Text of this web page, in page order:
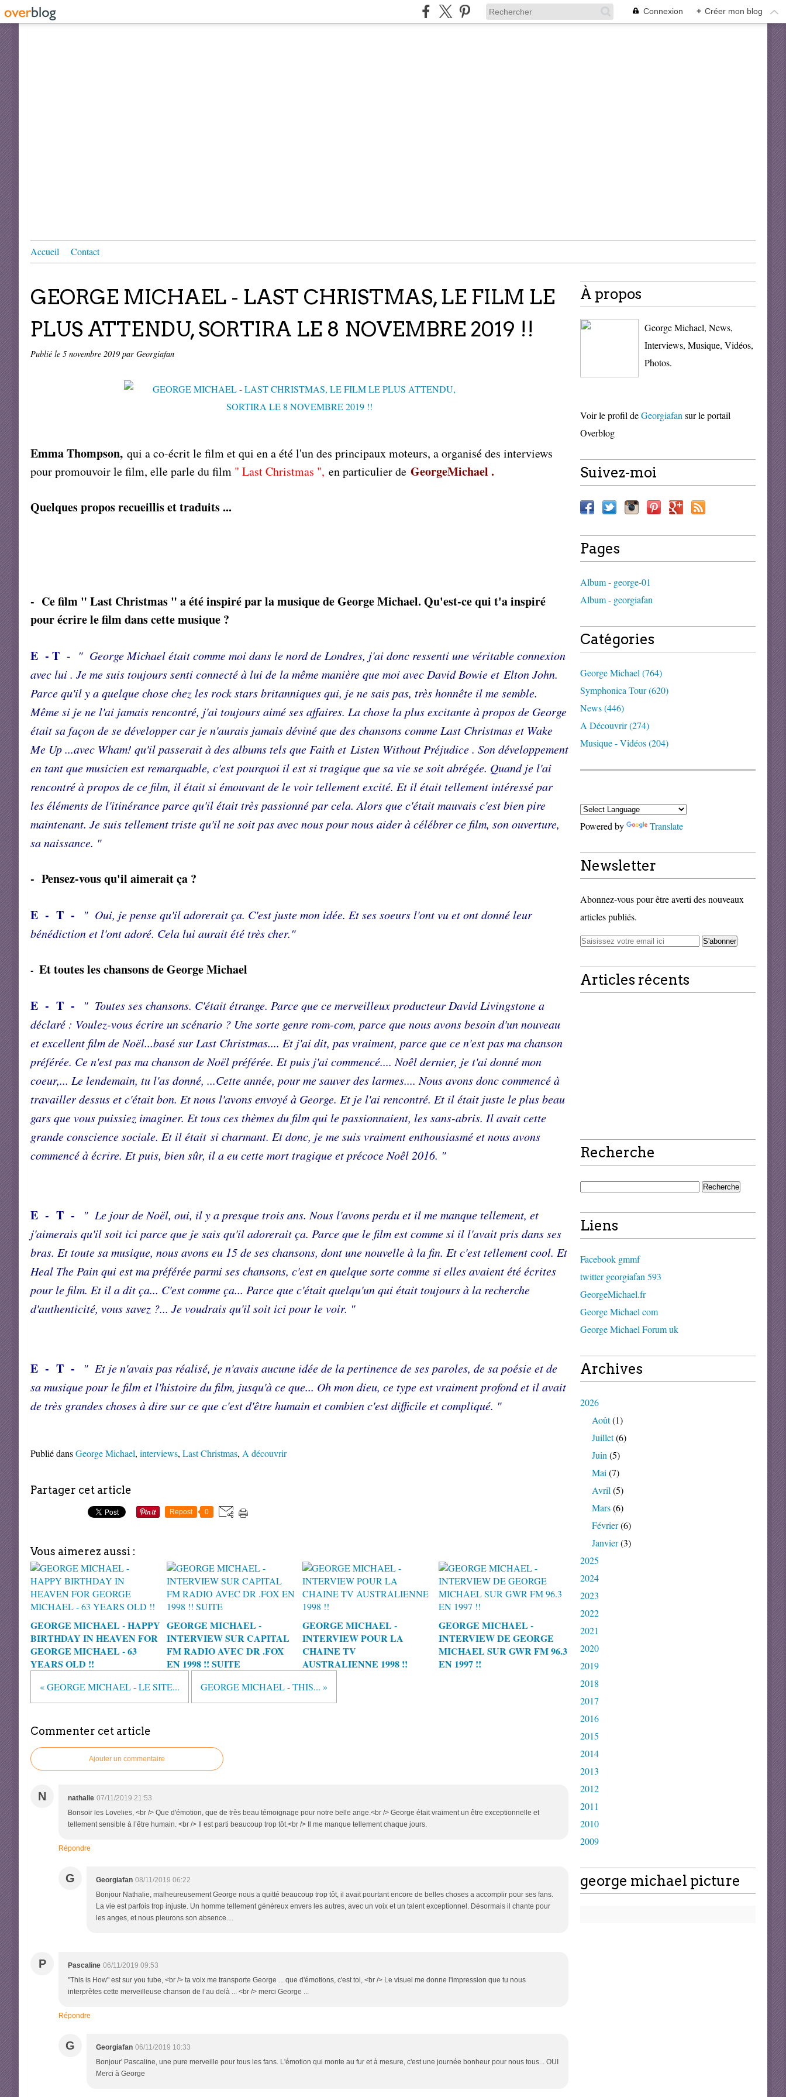
Connexion + Créer mon blog
Accueil Contact
GEORGE MICHAEL - LAST CHRISTMAS, LE FILM LE
PLUS ATTENDU, SORTIRA LE 8 NOVEMBRE 2019 !!
Publié le 5 novembre 2019 par Georgiafan
Emma Thompson, qui a co-écrit le film et qui en a été l'un des principaux moteurs, a organisé des interviews
pour promouvoir le film, elle parle du film " Last Christmas ", en particulier de GeorgeMichael .
Quelques propos recueillis et traduits ...
- Ce film " Last Christmas " a été inspiré par la musique de George Michael. Qu'est-ce qui t'a inspiré
pour écrire le film dans cette musique ?
E - T -
" George Michael était comme moi dans le nord de Londres, j'ai donc ressenti une véritable connexion
avec lui . Je me suis toujours senti connecté à lui de la même manière que moi avec David Bowie et Elton John.
Parce qu'il y a quelque chose chez les rock stars britanniques qui, je ne sais pas, très honnête il me semble.
Même si je ne l'ai jamais rencontré, j'ai toujours aimé ses affaires. La chose la plus excitante à propos de George
était sa façon de se développer car je n'aurais jamais déviné que des chansons comme Last Christmas et Wake
Me Up ...avec Wham! qu'il passerait à des albums tels que Faith et Listen Without Préjudice . Son développement
en tant que musicien est remarquable, c'est pourquoi il est si tragique que sa vie se soit abrégée. Quand je l'ai
rencontré à propos de ce film, il était si émouvant de le voir tellement excité. Et il était tellement intéressé par
les éléments de l'itinérance parce qu'il était très passionné par cela. Alors que c'était mauvais c'est bien pire
maintenant. Je suis tellement triste qu'il ne soit pas avec nous pour nous aider à célébrer ce film, son ouverture,
sa naissance. "
- Pensez-vous qu'il aimerait ça ?
E - T -
" Oui, je pense qu'il adorerait ça. C'est juste mon idée. Et ses soeurs l'ont vu et ont donné leur
bénédiction et l'ont adoré. Cela lui aurait été très cher."
- Et toutes les chansons de George Michael
E - T -
" Toutes ses chansons. C'était étrange. Parce que ce merveilleux producteur David Livingstone a
déclaré : Voulez-vous écrire un scénario ? Une sorte genre rom-com, parce que nous avons besoin d'un nouveau
et excellent film de Noël...basé sur Last Christmas.... Et j'ai dit, pas vraiment, parce que ce n'est pas ma chanson
préférée. Ce n'est pas ma chanson de Noël préférée. Et puis j'ai commencé.... Noêl dernier, je t'ai donné mon
coeur,... Le lendemain, tu l'as donné, ...Cette année, pour me sauver des larmes.... Nous avons donc commencé à
travailler dessus et c'était bon. Et nous l'avons envoyé à George. Et je l'ai rencontré. Et il était juste le plus beau
gars que vous puissiez imaginer. Et tous ces thèmes du film qui le passionnaient, les sans-abris. Il avait cette
grande conscience sociale. Et il était si charmant. Et donc, je me suis vraiment enthousiasmé et nous avons
commencé à écrire. Et puis, bien sûr, il a eu cette mort tragique et précoce Noêl 2016. "
E - T -
" Le jour de Noël, oui, il y a presque trois ans. Nous l'avons perdu et il me manque tellement, et
j'aimerais qu'il soit ici parce que je sais qu'il adorerait ça. Parce que le film est comme si il l'avait pris dans ses
bras. Et toute sa musique, nous avons eu 15 de ses chansons, dont une nouvelle à la fin. Et c'est tellement cool. Et
Heal The Pain qui est ma préférée parmi ses chansons, c'est en quelque sorte comme si elles avaient été écrites
pour le film. Et il a dit ça... C'est comme ça... Parce que c'était quelqu'un qui était toujours à la recherche
d'authenticité, vous savez ?... Je voudrais qu'il soit ici pour le voir. "
E - T -
" Et je n'avais pas réalisé, je n'avais aucune idée de la pertinence de ses paroles, de sa poésie et de
sa musique pour le film et l'histoire du film, jusqu'à ce que... Oh mon dieu, ce type est vraiment profond et il avait
de très grandes choses à dire sur ce que c'est d'être humain et combien c'est difficile et compliqué. "
Publié dansGeorge Michael, interviews, Last Christmas, A découvrir
Partager cet article
Repost 0
Vous aimerez aussi :
GEORGE MICHAEL - HAPPY
BIRTHDAY IN HEAVEN FOR
GEORGE MICHAEL - 63
YEARS OLD !!
GEORGE MICHAEL -
INTERVIEW SUR CAPITAL
FM RADIO AVEC DR .FOX
EN 1998 !! SUITE
GEORGE MICHAEL -
INTERVIEW POUR LA
CHAINE TV
AUSTRALIENNE 1998 !!
GEORGE MICHAEL -
INTERVIEW DE GEORGE
MICHAEL SUR GWR FM 96.3
EN 1997 !!
« GEORGE MICHAEL - LE SITE... GEORGE MICHAEL - THIS... »
Commenter cet article
Ajouter un commentaire
N nathalie 07/11/2019 21:53
Bonsoir les Lovelies, <br /> Que d'émotion, que de très beau témoignage pour notre belle ange.<br /> George était vraiment un être exceptionnelle et
tellement sensible à l’être humain. <br /> Il est parti beaucoup trop tôt.<br /> Il me manque tellement chaque jours.
Répondre
G Georgiafan 08/11/2019 06:22
Bonjour Nathalie, malheureusement George nous a quitté beaucoup trop tôt, il avait pourtant encore de belles choses a accomplir pour ses fans.
La vie est parfois trop injuste. Un homme tellement généreux envers les autres, avec un voix et un talent exceptionnel. Désormais il chante pour
les anges, et nous pleurons son absence....
P Pascaline 06/11/2019 09:53
"This is How" est sur you tube, <br /> ta voix me transporte George ... que d'émotions, c'est toi, <br /> Le visuel me donne l'impression que tu nous
interprètes cette merveilleuse chanson de l’au delà ... <br /> merci George ...
Répondre
G Georgiafan 06/11/2019 10:33
Bonjour' Pascaline, une pure merveille pour tous les fans. L'émotion qui monte au fur et à mesure, c'est une journée bonheur pour nous tous... OUI
Merci à George
À propos
George Michael, News,
Interviews, Musique, Vidéos,
Photos.
Voir le profil deGeorgiafan sur le portail
Overblog
Suivez-moi
Pages
Album - george-01
Album - georgiafan
Catégories
George Michael (764)
Symphonica Tour (620)
News (446)
A Découvrir (274)
Musique - Vidéos (204)
Powered by Translate
Newsletter
Abonnez-vous pour être averti des nouveaux
articles publiés.
Articles récents
Recherche
Liens
Facebook gmmf
twitter georgiafan 593
GeorgeMichael.fr
George Michael com
George Michael Forum uk
Archives
2026
Août(1)
Juillet(6)
Juin (5)
Mai (7)
Avril (5)
Mars(6)
Février(6)
Janvier(3)
2025
2024
2023
2022
2021
2020
2019
2018
2017
2016
2015
2014
2013
2012
2011
2010
2009
george michael picture